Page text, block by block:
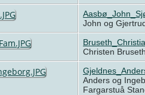
John og
Christen
Anders og
Fargarstuå